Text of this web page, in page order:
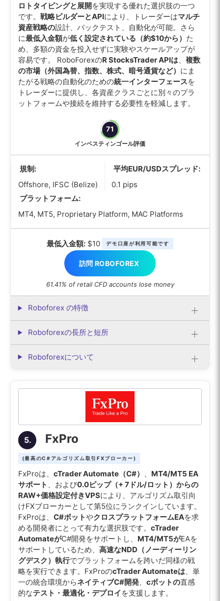
ロトタイピングと展開を実現する優れた選択肢の一つ
です。 戦略ビルダーとAPIにより、トレーダーはマルチ
資産戦略の設計、バックテスト、自動化が可能。さら
に最低入金額が低く設定されている（約$10から） た
め、多額の資金を投入せずに実験やスケールアップが
容易です。 RoboForexのR StocksTrader APIは、 複数
の市場（外国為替、指数、株式、暗号通貨など） にま
たがる戦略の自動化のための統一インターフェースを
トレーダーに提供し、各資産クラスごとに別々のプラ
ットフォームや接続を維持する必要性を軽減します。
71
インベスティンゴール評価
規制:
Offshore, IFSC (Belize)
平均EUR/USDスプレッド:
0.1 pips
プラットフォーム:
MT4, MT5, Proprietary Platform, MAC Platforms
最低入金額: $10 デモ口座が利用可能です
訪問 ROBOFOREX
61.41% of retail CFD accounts lose money
Roboforex の特徴
Roboforexの長所と短所
Roboforexについて
5. FxPro
(最高のC#アルゴリズム取引FXブローカー)
FxProは、 cTrader Automate（C#）
MT4/MT5 EA
サポート
、および0.0ピップ（+ 7ドル/ロット）からの
RAW+価格設定付きVPSにより、アルゴリズム取引向
けFXブローカーとして第5位にランクインしています。
FxProは、 C#ボットやクロスプラットフォームEAを求
める開発者にとって有力な選択肢です。 cTrader
AutomateがC#開発をサポートし、 MT4/MT5がEAを
サポートしているため、 高速なNDD（ノーディーリン
グデスク）執行でプラットフォームを跨いだ同様の戦
略を実行できます。FxProのcTrader Automateは、単
一の統合環境からネイティブC#開発、 cボットの直感
的なテスト・最適化・デプロイ を支援します。